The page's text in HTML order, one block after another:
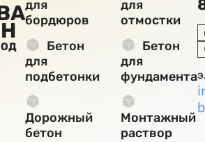
для
бордюров
для
отмостки
Бетон
для
подбетонки
Бетон
для
фундамента
Дорожный
бетон
Монтажный
раствор